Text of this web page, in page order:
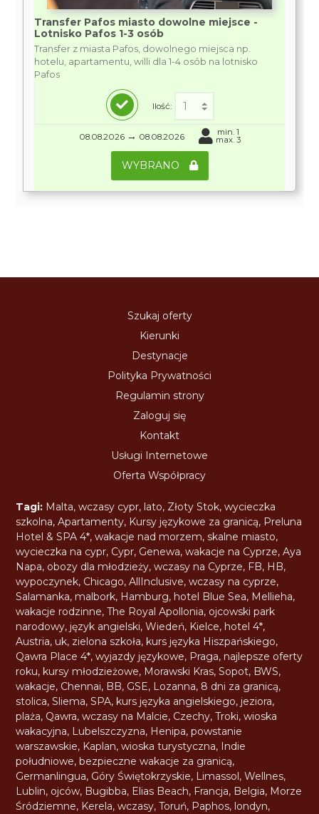
Transfer Pafos miasto dowolne miejsce -
Lotnisko Pafos 1-3 osób
Transfer z miasta Pafos, dowolnego miejsca np.
hotelu, apartamentu, willi dla 1-4 osób na lotnisko
Pafos
Ilość:
08.08.2026 → 08.08.2026 min. 1
max. 3
WYBRANO
Szukaj oferty
Kierunki
Destynacje
Polityka Prywatności
Regulamin strony
Zaloguj się
Kontakt
Usługi Internetowe
Oferta Współpracy
Tagi: Malta,wczasy cypr, lato, Złoty Stok,wycieczka
szkolna,Apartamenty, Kursy językowe za granicą, Preluna
Hotel & SPA 4*,wakacje nad morzem,skalne miasto,
wycieczka na cypr, Cypr, Genewa,wakacje na Cyprze,Aya
Napa, obozy dla młodzieży,wczasy na Cyprze, FB, HB,
wypoczynek, Chicago,AllInclusive,wczasy na cyprze,
Salamanka, malbork, Hamburg, hotel Blue Sea, Mellieha,
wakacje rodzinne,The Royal Apollonia, ojcowski park
narodowy, język angielski,Wiedeń, Kielce, hotel 4*,
Austria, uk, zielona szkoła, kurs języka Hiszpańskiego,
Qawra Place 4*,wyjazdy językowe, Praga, najlepsze oferty
roku, kursy młodzieżowe, Morawski Kras,Sopot, BWS,
wakacje, Chennai, BB, GSE, Lozanna, 8 dni za granicą,
stolica,Sliema,SPA, kurs języka angielskiego, jeziora,
plaża, Qawra,wczasy na Malcie, Czechy,Troki,wioska
wakacyjna, Lubelszczyzna, Henipa,powstanie
warszawskie, Kaplan,wioska turystyczna, Indie
południowe, bezpieczne wakacje za granicą,
Germanlingua, Góry Świętokrzyskie, Limassol ,Wellnes,
Lublin, ojców, Bugibba, Elias Beach, Francja, Belgia, Morze
Śródziemne, Kerela,wczasy,Toruń, Paphos, londyn,